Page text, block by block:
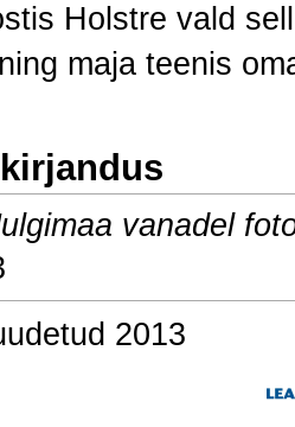
Holstre vald
maja teenis
vanadel
2013